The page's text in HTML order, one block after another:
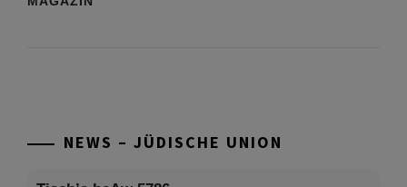
NEWS – JÜDISCHE UNION